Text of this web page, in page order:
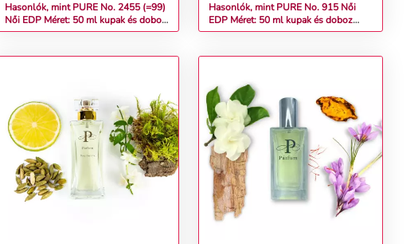
Hasonlók, mint PURE No. 2455 (=99)
Női EDP Méret: 50 ml kupak és doboz
nélkül
Hasonlók, mint PURE No. 915 Női
EDP Méret: 50 ml kupak és doboz
nélkül